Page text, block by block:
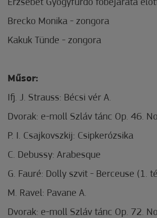
Erzsébet Gyógyfürdő főbejárata
Brecko Monika - zongora
Kakuk Tünde - zongora
Műsor:
Ifj. J. Strauss: Bécsi vér A.
Dvorak: e-moll Szláv tánc Op. 46.
P. I. Csajkovszkij: Csipkerózsika
C. Debussy: Arabesque
G. Fauré: Dolly szvit - Berceuse (1.
M. Ravel: Pavane A.
Dvorak: e-moll Szláv tánc Op. 72.